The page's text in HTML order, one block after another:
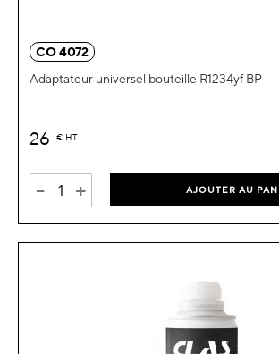
CO 4072
Adaptateur universel bouteille R1234yf BP
26 € HT
- + AJOUTER AU